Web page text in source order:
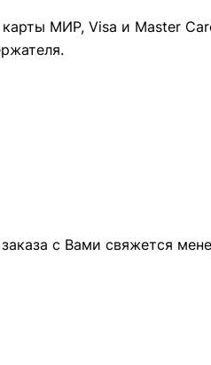
МИР, Visa и Master
с Вами свяжется